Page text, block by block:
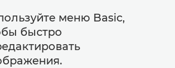
меню Basic,
быстро